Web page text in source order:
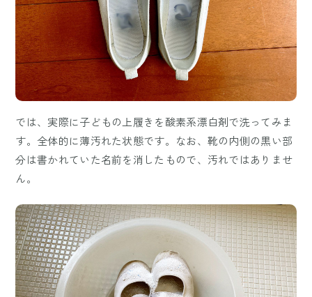
では、実際に子どもの上履きを酸素系漂白剤で洗ってみま
す。全体的に薄汚れた状態です。なお、靴の内側の黒い部
分は書かれていた名前を消したもので、汚れではありませ
ん。